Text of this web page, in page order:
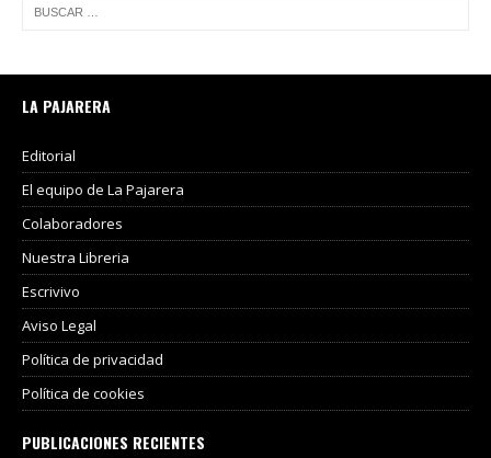
LA PAJARERA
Editorial
El equipo de La Pajarera
Colaboradores
Nuestra Libreria
Escrivivo
Aviso Legal
Política de privacidad
Política de cookies
PUBLICACIONES RECIENTES